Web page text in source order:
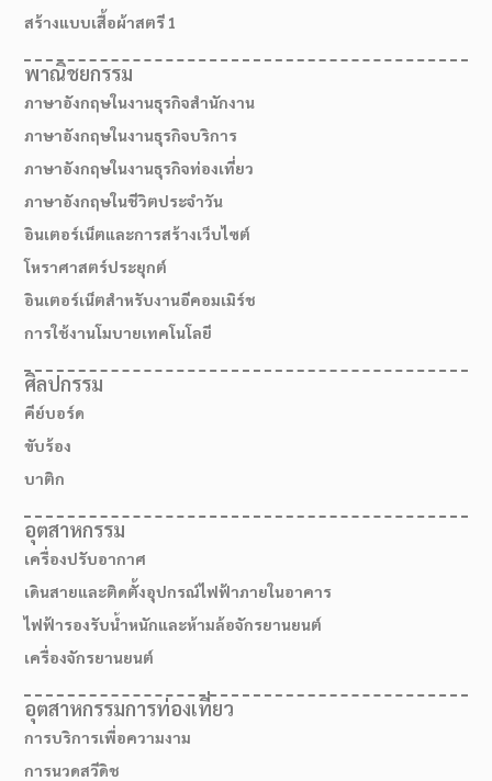
สร้างแบบเสื้อผ้าสตรี 1
พาณิชยกรรม
ภาษาอังกฤษในงานธุรกิจสำนักงาน
ภาษาอังกฤษในงานธุรกิจบริการ
ภาษาอังกฤษในงานธุรกิจท่องเที่ยว
ภาษาอังกฤษในชีวิตประจำวัน
อินเตอร์เน็ตและการสร้างเว็บไซต์
โหราศาสตร์ประยุกต์
อินเตอร์เน็ตสำหรับงานอีคอมเมิร์ช
การใช้งานโมบายเทคโนโลยี
ศิลปกรรม
คีย์บอร์ด
ขับร้อง
บาติก
อุตสาหกรรม
เครื่องปรับอากาศ
เดินสายและติดตั้งอุปกรณ์ไฟฟ้าภายในอาคาร
ไฟฟ้ารองรับน้ำหนักและห้ามล้อจักรยานยนต์
เครื่องจักรยานยนต์
อุตสาหกรรมการท่องเที่ยว
การบริการเพื่อความงาม
การนวดสวีดิช